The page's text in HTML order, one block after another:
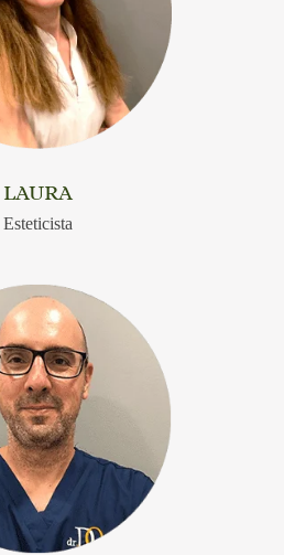
LAURA
Esteticista